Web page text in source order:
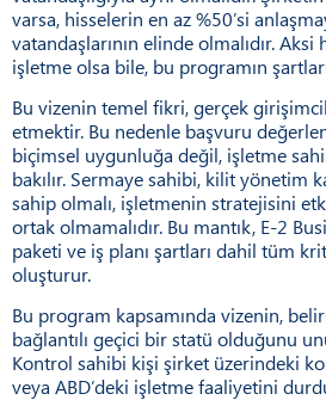
varsa, hisselerin en az %50’si
vatandaşlarının elinde olmalıdır. Aksi
işletme olsa bile, bu programın
Bu vizenin temel fikri, gerçek
etmektir. Bu nedenle başvuru
biçimsel uygunluğa değil, işletme
bakılır. Sermaye sahibi, kilit yönetim
sahip olmalı, işletmenin stratejisini
ortak olmamalıdır. Bu mantık, E-2
paketi ve iş planı şartları dahil tüm
oluşturur.
Bu program kapsamında vizenin,
bağlantılı geçici bir statü olduğunu
Kontrol sahibi kişi şirket üzerindeki
veya ABD’deki işletme faaliyetini